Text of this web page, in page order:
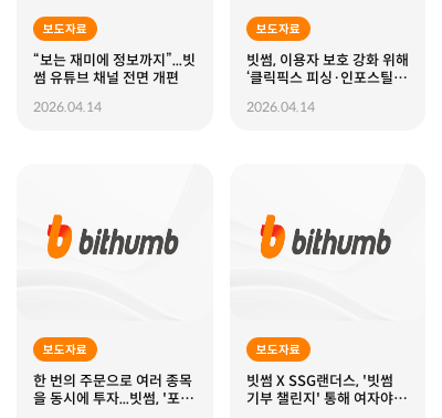
보도자료
“보는 재미에 정보까지”...빗
썸 유튜브 채널 전면 개편
2026.04.14
보도자료
빗썸, 이용자 보호 강화 위해
‘클릭픽스 피싱·인포스틸러
2026.04.14
보도자료
한 번의 주문으로 여러 종목
을 동시에 투자...빗썸, '포트
보도자료
빗썸 X SSG랜더스, '빗썸
기부 챌린지' 통해 여자야구